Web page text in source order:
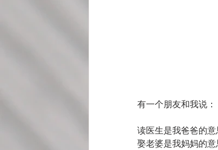
有一个朋友和我说：
读医生是我爸爸的意
娶老婆是我妈妈的意